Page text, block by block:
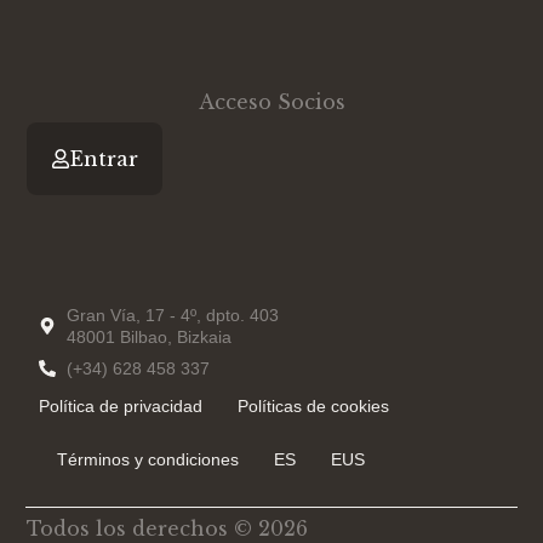
n
Acceso Socios
Entrar
Gran Vía, 17 - 4º, dpto. 403
48001 Bilbao, Bizkaia
(+34) 628 458 337
Política de privacidad
Políticas de cookies
Términos y condiciones ES EUS
Todos los derechos © 2026